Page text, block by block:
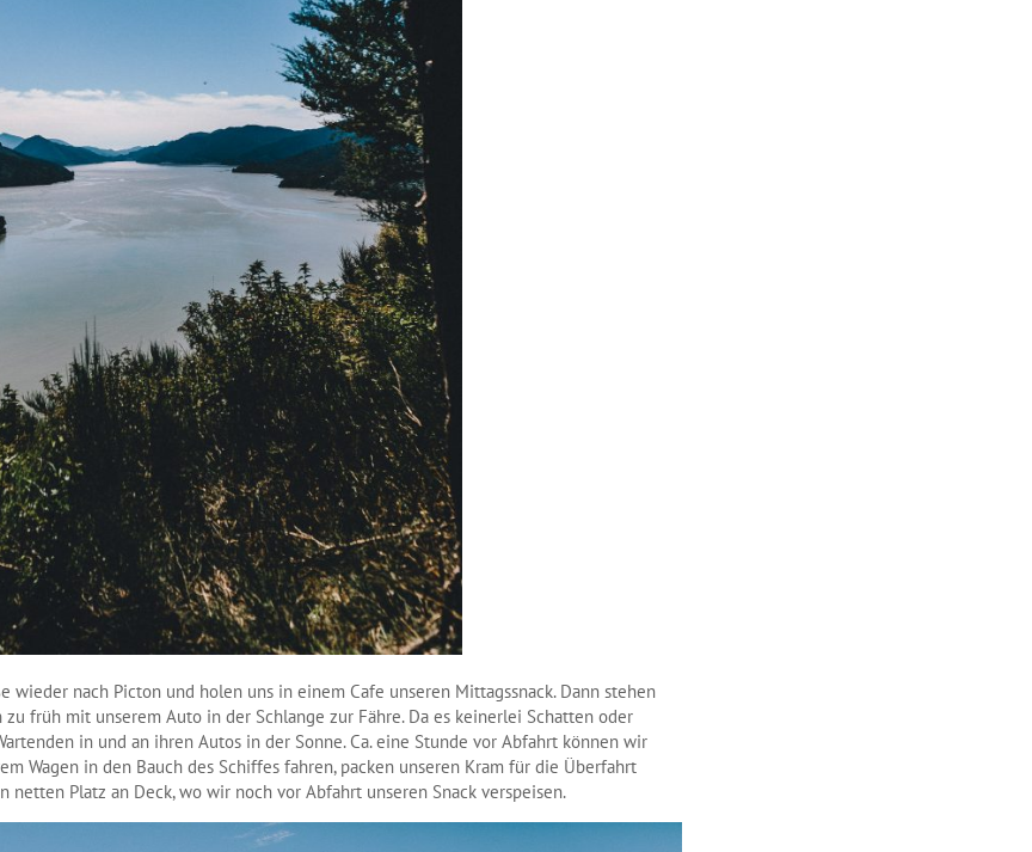
wieder nach Picton und holen uns in einem Cafe unseren Mittagssnack. Dann stehen
früh mit unserem Auto in der Schlange zur Fähre. Da es keinerlei Schatten oder
in und an ihren Autos in der Sonne. Ca. eine Stunde vor Abfahrt können wir
Wagen in den Bauch des Schiffes fahren, packen unseren Kram für die Überfahrt
netten Platz an Deck, wo wir noch vor Abfahrt unseren Snack verspeisen.